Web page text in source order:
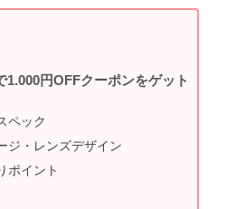
1.000円OFFクーポンをゲット
ペック
ジ・レンズデザイン
ポイント